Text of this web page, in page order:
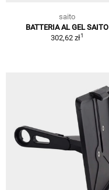
saito
BATTERIA AL GEL SAITO
302,62 zł1